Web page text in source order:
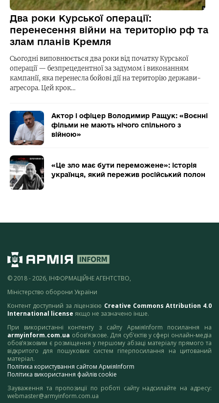
Два роки Курської операції:
перенесення війни на територію рф та
злам планів Кремля
Сьогодні виповнюється два роки від початку Курської
операції — безпрецедентної за задумом і виконанням
кампанії, яка перенесла бойові дії на територію держави-
агресора. Цей крок…
Актор і офіцер Володимир Ращук: «Воєнні
фільми не мають нічого спільного з
війною»
«Це зло має бути переможене»: історія
українця, який пережив російський полон
© 2018 - 2026, ІНФОРМАЦІЙНЕ АГЕНТСТВО,
Міністерство оборони України
Контент доступний за ліцензією Creative Commons Attribution 4.0
International license якщо не зазначено інше.
При використанні контенту з сайту АрміяInform посилання на
armyinform.com.ua обов’язкове. Для суб’єктів у сфері онлайн-медіа
обов’язковим є розміщення у першому абзаці матеріалу прямого та
відкритого для пошукових систем гіперпосилання на цитований
матеріал.
Політика користування сайтом АрміяInform
Політика використання файлів cookie
Зауваження та пропозиції по роботі сайту надсилайте на адресу:
webmaster@armyinform.com.ua